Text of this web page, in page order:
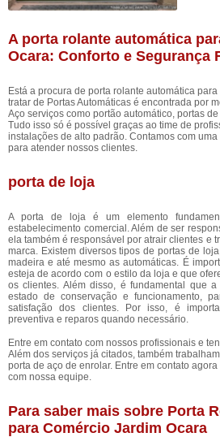
A porta rolante automática
Ocara: Conforto e Segurança
Está a procura de porta rolante automática
tratar de Portas Automáticas é encontrada por
Aço serviços como portão automático, portas
Tudo isso só é possível graças ao time de
instalações de alto padrão. Contamos com
para atender nossos clientes.
porta de loja
A porta de loja é um elemento
estabelecimento comercial. Além de ser
ela também é responsável por atrair clientes e
marca. Existem diversos tipos de portas de
madeira e até mesmo as automáticas. É
esteja de acordo com o estilo da loja e que
os clientes. Além disso, é fundamental que
estado de conservação e funcionamento,
satisfação dos clientes. Por isso, é
preventiva e reparos quando necessário.
Entre em contato com nossos profissionais e
Além dos serviços já citados, também
porta de aço de enrolar. Entre em contato
com nossa equipe.
Para saber mais sobre Porta
para Comércio Jardim Ocara